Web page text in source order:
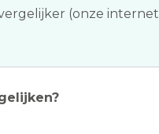
(onze internet